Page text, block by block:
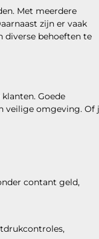
Met meerdere
zijn er vaak
diverse behoeften te
Goede
veilige omgeving. Of
contant geld,